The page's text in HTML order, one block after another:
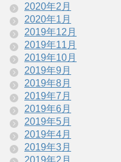
2020年2月
2020年1月
2019年12月
2019年11月
2019年10月
2019年9月
2019年8月
2019年7月
2019年6月
2019年5月
2019年4月
2019年3月
2019年2月